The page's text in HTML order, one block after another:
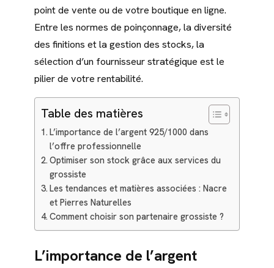
point de vente ou de votre boutique en ligne.
Entre les normes de poinçonnage, la diversité
des finitions et la gestion des stocks, la
sélection d’un fournisseur stratégique est le
pilier de votre rentabilité.
Table des matières
L’importance de l’argent 925/1000 dans
l’offre professionnelle
Optimiser son stock grâce aux services du
grossiste
Les tendances et matières associées : Nacre
et Pierres Naturelles
Comment choisir son partenaire grossiste ?
L’importance de l’argent